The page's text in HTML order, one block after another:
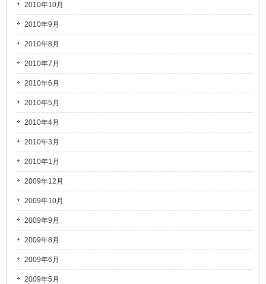
2010年10月
2010年9月
2010年8月
2010年7月
2010年6月
2010年5月
2010年4月
2010年3月
2010年1月
2009年12月
2009年10月
2009年9月
2009年8月
2009年6月
2009年5月